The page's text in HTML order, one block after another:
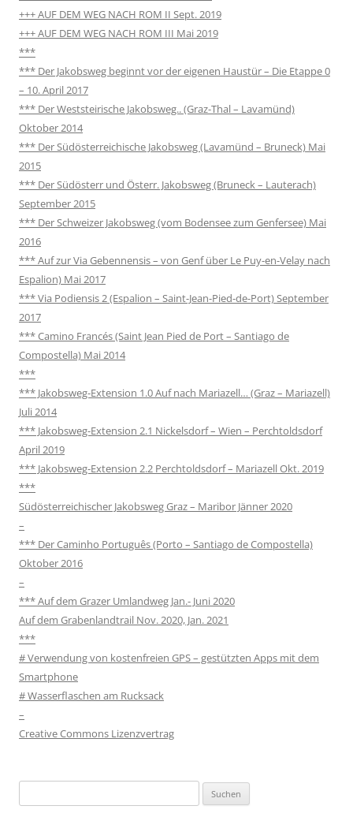
+++ AUF DEM WEG NACH ROM II Sept. 2019
+++ AUF DEM WEG NACH ROM III Mai 2019
***
*** Der Jakobsweg beginnt vor der eigenen Haustür – Die Etappe 0
– 10. April 2017
*** Der Weststeirische Jakobsweg.. (Graz-Thal – Lavamünd)
Oktober 2014
*** Der Südösterreichische Jakobsweg (Lavamünd – Bruneck) Mai
2015
*** Der Südösterr und Österr. Jakobsweg (Bruneck – Lauterach)
September 2015
*** Der Schweizer Jakobsweg (vom Bodensee zum Genfersee) Mai
2016
*** Auf zur Via Gebennensis – von Genf über Le Puy-en-Velay nach
Espalion) Mai 2017
*** Via Podiensis 2 (Espalion – Saint-Jean-Pied-de-Port) September
2017
*** Camino Francés (Saint Jean Pied de Port – Santiago de
Compostella) Mai 2014
***
*** Jakobsweg-Extension 1.0 Auf nach Mariazell… (Graz – Mariazell)
Juli 2014
*** Jakobsweg-Extension 2.1 Nickelsdorf – Wien – Perchtoldsdorf
April 2019
*** Jakobsweg-Extension 2.2 Perchtoldsdorf – Mariazell Okt. 2019
***
Südösterreichischer Jakobsweg Graz – Maribor Jänner 2020
–
*** Der Caminho Português (Porto – Santiago de Compostella)
Oktober 2016
–
*** Auf dem Grazer Umlandweg Jan.- Juni 2020
Auf dem Grabenlandtrail Nov. 2020, Jan. 2021
***
# Verwendung von kostenfreien GPS – gestützten Apps mit dem
Smartphone
# Wasserflaschen am Rucksack
–
Creative Commons Lizenzvertrag
nach: